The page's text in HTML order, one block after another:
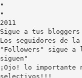
•
•
2011
Sigue a tus
Los seguidores de
"Followers" sigue a
siguen"
¡Ojo! lo importante
selectivos!!!